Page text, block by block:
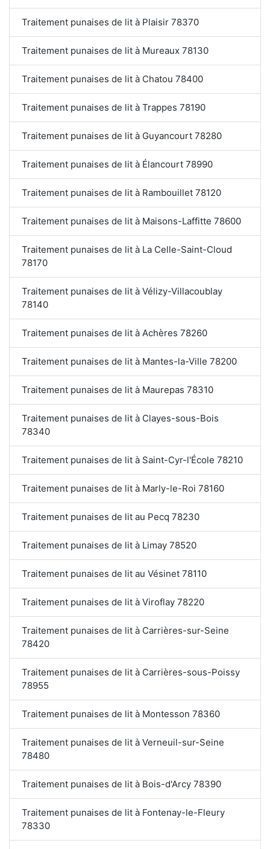
Traitement punaises de lit à Plaisir 78370
Traitement punaises de lit à Mureaux 78130
Traitement punaises de lit à Chatou 78400
Traitement punaises de lit à Trappes 78190
Traitement punaises de lit à Guyancourt 78280
Traitement punaises de lit à Élancourt 78990
Traitement punaises de lit à Rambouillet 78120
Traitement punaises de lit à Maisons-Laffitte 78600
Traitement punaises de lit à La Celle-Saint-Cloud
78170
Traitement punaises de lit à Vélizy-Villacoublay
78140
Traitement punaises de lit à Achères 78260
Traitement punaises de lit à Mantes-la-Ville 78200
Traitement punaises de lit à Maurepas 78310
Traitement punaises de lit à Clayes-sous-Bois
78340
Traitement punaises de lit à Saint-Cyr-l'École 78210
Traitement punaises de lit à Marly-le-Roi 78160
Traitement punaises de lit au Pecq 78230
Traitement punaises de lit à Limay 78520
Traitement punaises de lit au Vésinet 78110
Traitement punaises de lit à Viroflay 78220
Traitement punaises de lit à Carrières-sur-Seine
78420
Traitement punaises de lit à Carrières-sous-Poissy
78955
Traitement punaises de lit à Montesson 78360
Traitement punaises de lit à Verneuil-sur-Seine
78480
Traitement punaises de lit à Bois-d'Arcy 78390
Traitement punaises de lit à Fontenay-le-Fleury
78330